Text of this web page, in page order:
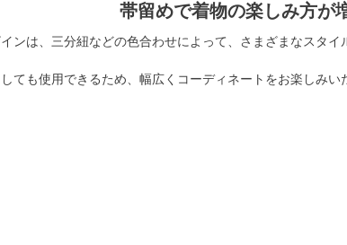
帯留めで着物の楽しみ方が
ンは、三分紐などの色合わせによって、さまざまなスタイ
ても使用できるため、幅広くコーディネートをお楽しみい